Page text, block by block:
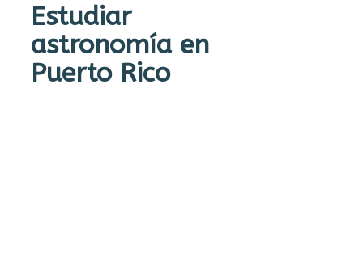
Estudiar
astronomía en
Puerto Rico